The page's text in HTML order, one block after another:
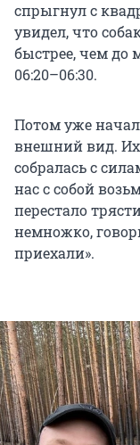
спрыгнул с
увидел, что
быстрее, чем до
06:20–06:30.
Потом уже
внешний вид. Их
собралась с
нас с собой
перестало
немножко,
приехали».